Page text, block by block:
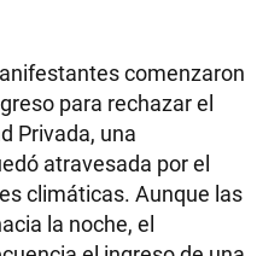
comenzaron
para rechazar el
Privada, una
atravesada por el
climáticas. Aunque las
la noche, el